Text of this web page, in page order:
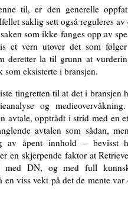
til, er den generelle
saklig sett også reguleres
som ikke fanges opp av
et vern utover det som følger
deretter la til grunn at
eksisterte i bransjen.
tingretten til at det i bransjen
og
avtale, opptrådt i strid med en
avtalen som sådan,
av åpent innhold –
en skjerpende faktor at
med DN, og med full
en viss vekt på det de mente